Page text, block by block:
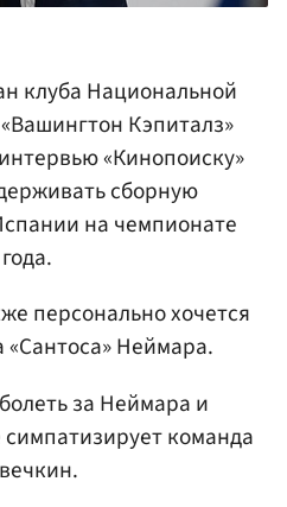
клуба Национальной
Кэпиталз»
«Кинопоиску»
сборную
на чемпионате
персонально хочется
Неймара.
за Неймара и
команда